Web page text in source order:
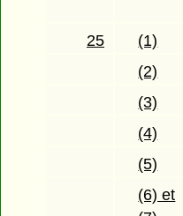
25
(1)
(2)
(3)
(4)
(5)
(6) et